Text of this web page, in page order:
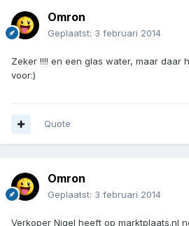
Omron
Geplaatst: 3 februari 2014
Zeker !!!! en een glas water, maar daar
voor:)
Quote
Omron
Geplaatst: 3 februari 2014
Verkoper Nigel heeft op marktplaats.nl